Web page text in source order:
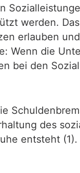
werden.
erlauben
Wenn die
bei den
des
entsteht